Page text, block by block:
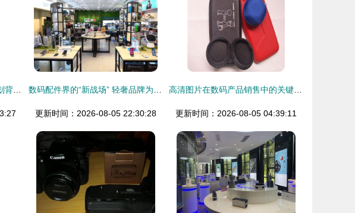
更新时间：2026-08-05 22:30:28 更新时间：2026-08-05 04:39:11